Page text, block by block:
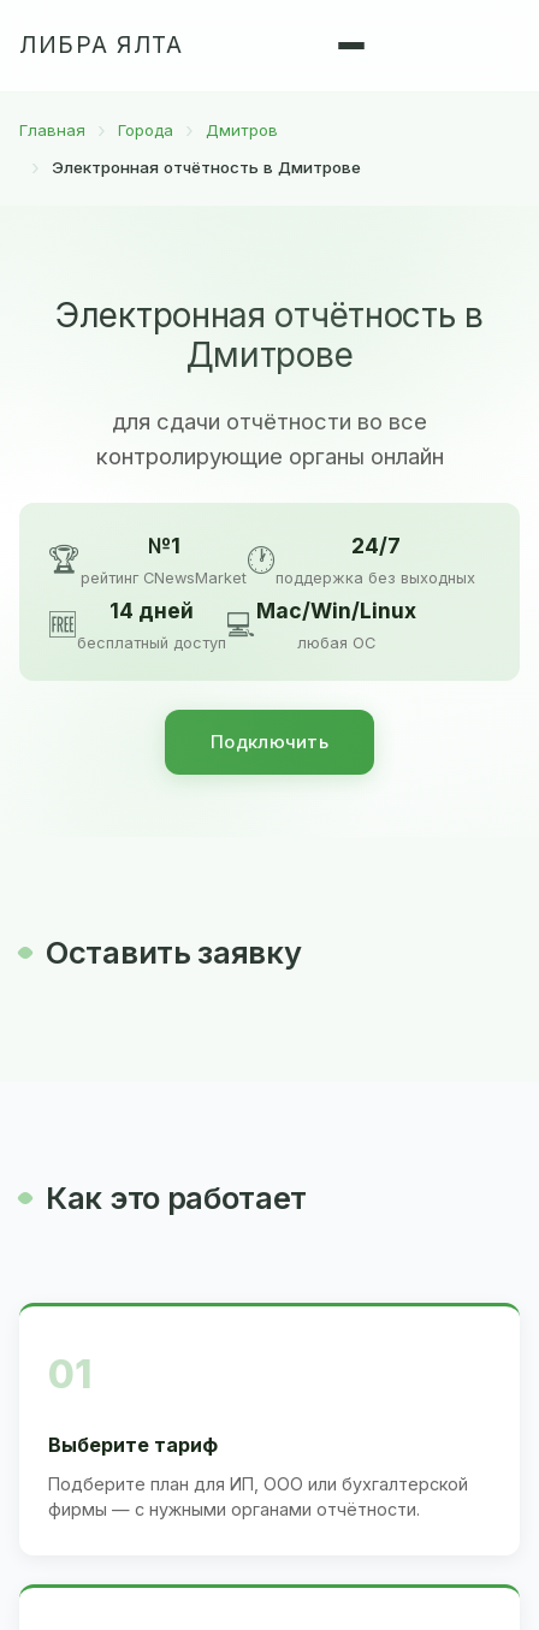
ЛИБРА ЯЛТА
Главная Города
Дмитров
Электронная отчётность в Дмитрове
Электронная отчётность в
Дмитрове
для сдачи отчётности во все
контролирующие органы онлайн
🏆 №1
рейтинг CNewsMarket
🕐 24/7
поддержка без выходных
🆓 14 дней
бесплатный доступ
💻Mac/Win/Linux
любая ОС
Подключить
Оставить заявку
Как это работает
01
Выберите тариф
Подберите план для ИП, ООО или бухгалтерской
фирмы — с нужными органами отчётности.